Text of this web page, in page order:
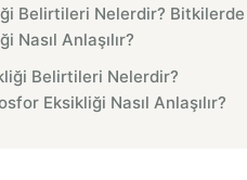
Belirtileri Nelerdir? Bitkilerde
Nasıl Anlaşılır?
Belirtileri Nelerdir?
Eksikliği Nasıl Anlaşılır?